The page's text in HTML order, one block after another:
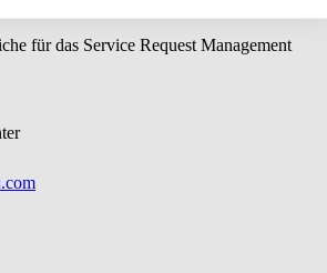
für das Service Request Management